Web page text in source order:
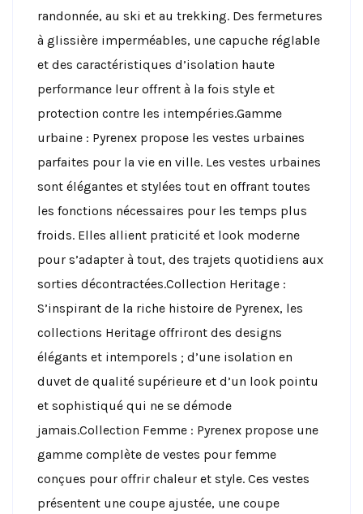
randonnée, au ski et au trekking. Des fermetures
à glissière imperméables, une capuche réglable
et des caractéristiques d’isolation haute
performance leur offrent à la fois style et
protection contre les intempéries.Gamme
urbaine : Pyrenex propose les vestes urbaines
parfaites pour la vie en ville. Les vestes urbaines
sont élégantes et stylées tout en offrant toutes
les fonctions nécessaires pour les temps plus
froids. Elles allient praticité et look moderne
pour s’adapter à tout, des trajets quotidiens aux
sorties décontractées.Collection Heritage :
S’inspirant de la riche histoire de Pyrenex, les
collections Heritage offriront des designs
élégants et intemporels ; d’une isolation en
duvet de qualité supérieure et d’un look pointu
et sophistiqué qui ne se démode
jamais.Collection Femme : Pyrenex propose une
gamme complète de vestes pour femme
conçues pour offrir chaleur et style. Ces vestes
présentent une coupe ajustée, une coupe